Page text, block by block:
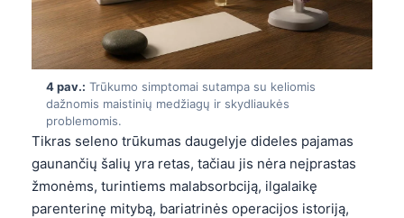
4 pav.: Trūkumo simptomai sutampa su keliomis
dažnomis maistinių medžiagų ir skydliaukės
problemomis.
Tikras seleno trūkumas daugelyje dideles pajamas
gaunančių šalių yra retas, tačiau jis nėra neįprastas
žmonėms, turintiems malabsorbciją, ilgalaikę
parenterinę mitybą, bariatrinės operacijos istoriją,